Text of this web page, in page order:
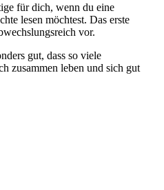
für dich, wenn du eine
lesen möchtest. Das erste
vor.
gut, dass so viele
zusammen leben und sich gut